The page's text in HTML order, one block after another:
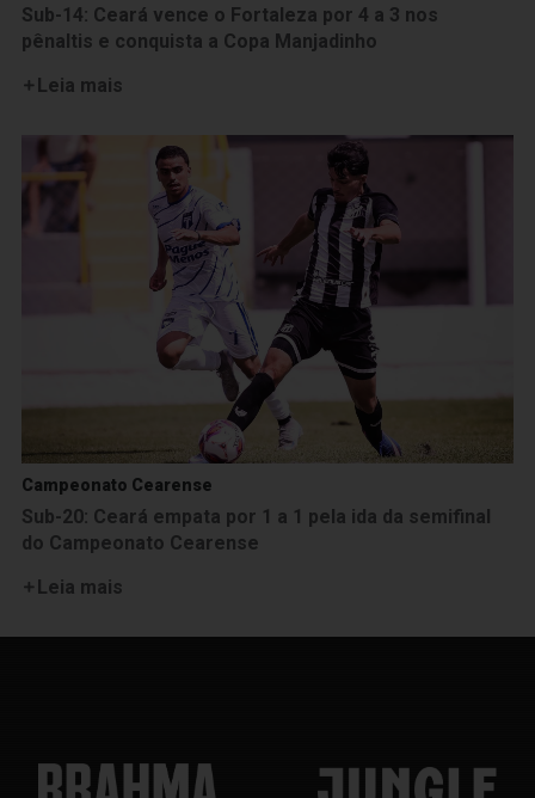
Sub-14: Ceará vence o Fortaleza por 4 a 3 nos
pênaltis e conquista a Copa Manjadinho
Leia mais
Campeonato Cearense
Sub-20: Ceará empata por 1 a 1 pela ida da semifinal
do Campeonato Cearense
Leia mais